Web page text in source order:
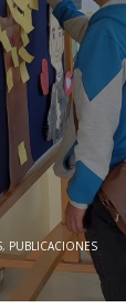
, PUBLICACIONES